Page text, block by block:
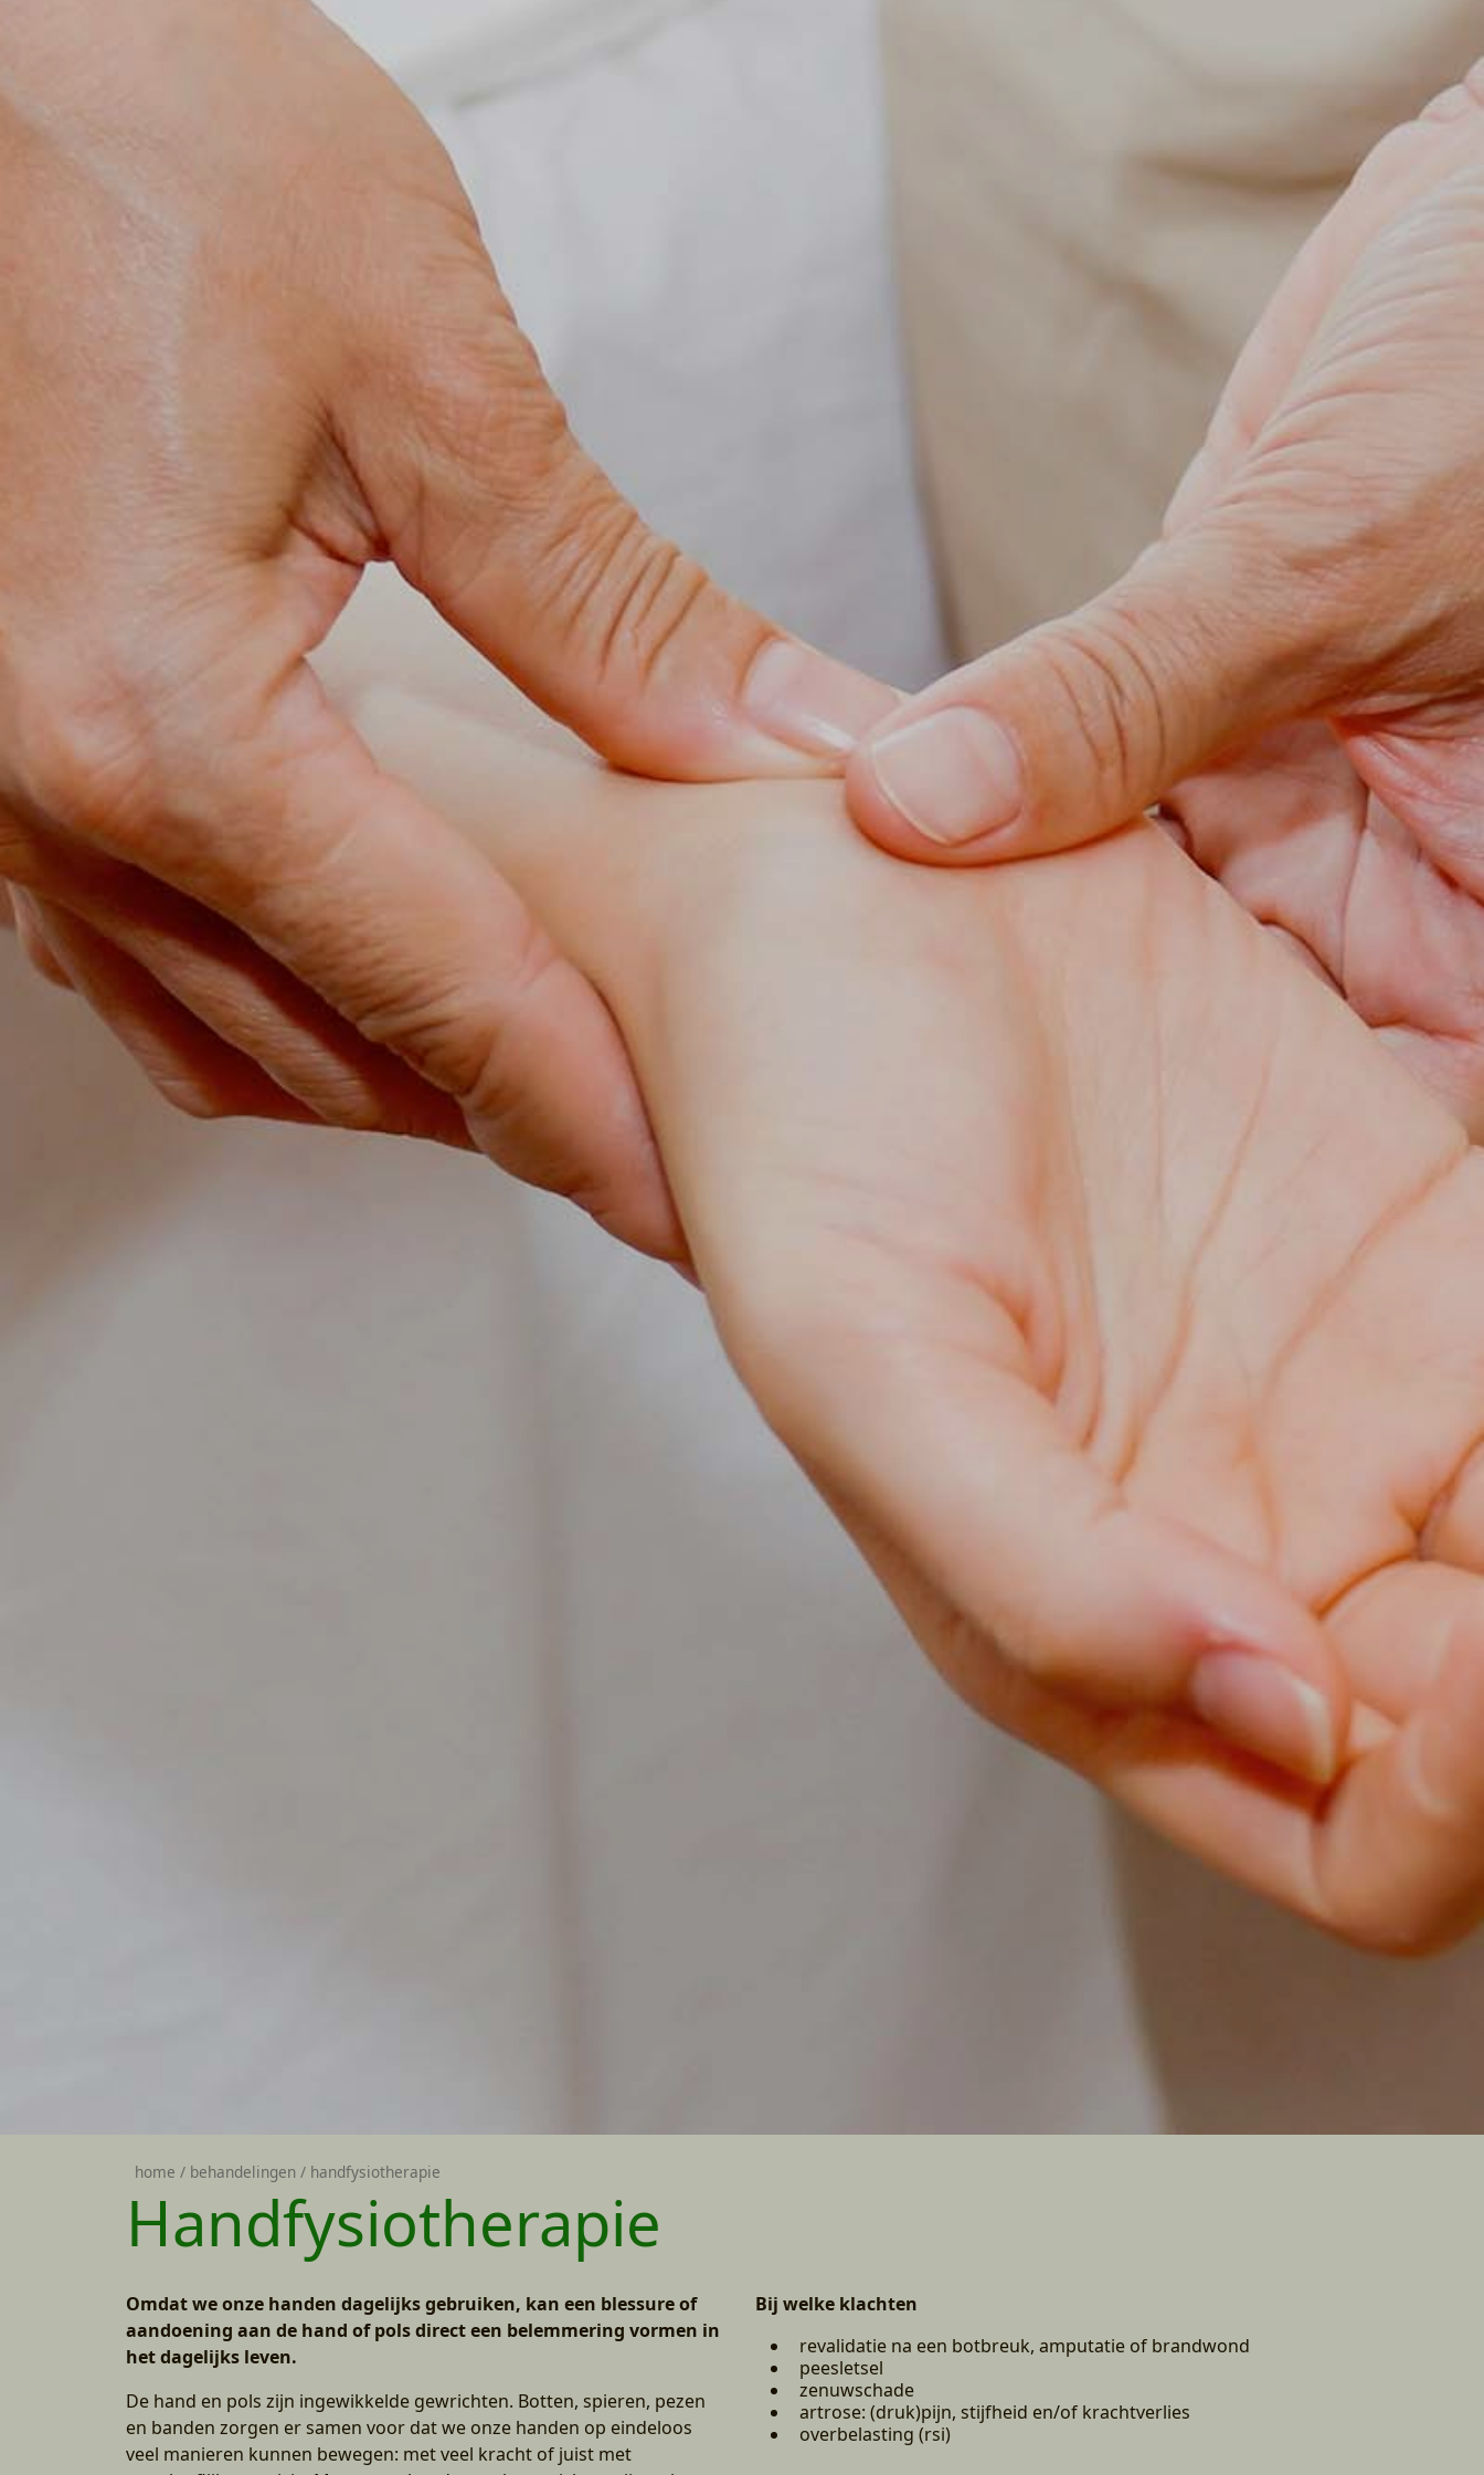
home behandelingen handfysiotherapie
Handfysiotherapie
Omdat we onze handen dagelijks gebruiken, kan een blessure of
aandoening aan de hand of pols direct een belemmering vormen in
het dagelijks leven.
De hand en pols zijn ingewikkelde gewrichten. Botten, spieren, pezen
en banden zorgen er samen voor dat we onze handen op eindeloos
veel manieren kunnen bewegen: met veel kracht of juist met
Bij welke klachten
revalidatie na een botbreuk, amputatie of brandwond
peesletsel
zenuwschade
artrose: (druk)pijn, stijfheid en/of krachtverlies
overbelasting (rsi)